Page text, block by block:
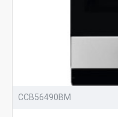
CCB56490BM